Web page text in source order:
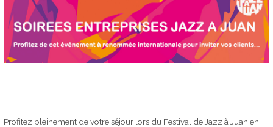
Profitez pleinement de votre séjour lors du Festival de Jazz à Juan en